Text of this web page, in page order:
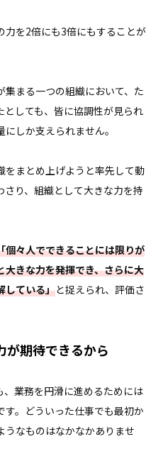
力を2倍にも3倍にもすることが
まる一つの組織において、た
としても、皆に協調性が見られ
しか支えられません。
をまとめ上げようと率先して動
さり、組織として大きな力を持
個々人でできることには限りが
きな力を発揮でき、さらに大
している」と捉えられ、評価さ
が期待できるから
、業務を円滑に進めるためには
。どういった仕事でも最初か
うなものはなかなかありませ